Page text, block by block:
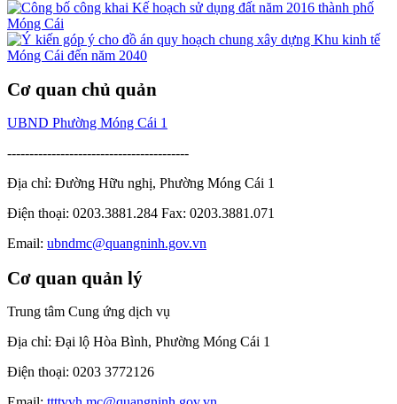
Cơ quan chủ quản
UBND Phường Móng Cái 1
-----------------------------------------
Địa chỉ: Đường Hữu nghị, Phường Móng Cái 1
Điện thoại: 0203.3881.284 Fax: 0203.3881.071
Email: ubndmc@quangninh.gov.vn
Cơ quan quản lý
Trung tâm Cung ứng dịch vụ
Địa chỉ: Đại lộ Hòa Bình, Phường Móng Cái 1
Điện thoại: 0203 3772126